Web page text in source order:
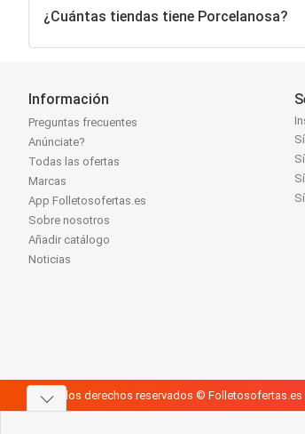
¿Cuántas tiendas tiene Porcelanosa?
Información
Preguntas frecuentes
Anúnciate?
Todas las ofertas
Marcas
App Folletosofertas.es
Sobre nosotros
Añadir catálogo
Noticias
Todos los derechos reservados © Folletosofertas.es